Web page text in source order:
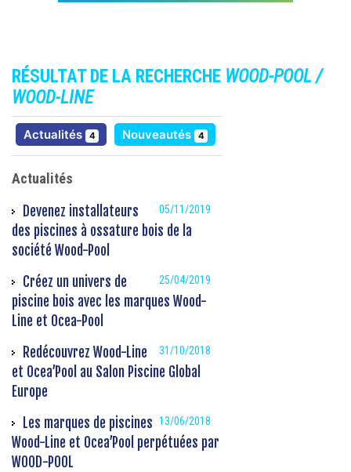
RÉSULTAT DE LA RECHERCHE WOOD-POOL /
WOOD-LINE
Actualités 4 résultatsNouveautés 4 résultats
Actualités
05/11/2019
Devenez installateurs
des piscines à ossature bois de la
société Wood-Pool
25/04/2019
Créez un univers de
piscine bois avec les marques Wood-
Line et Ocea-Pool
31/10/2018
Redécouvrez Wood-Line
et Ocea’Pool au Salon Piscine Global
Europe
13/06/2018
Les marques de piscines
Wood-Line et Ocea’Pool perpétuées par
WOOD-POOL